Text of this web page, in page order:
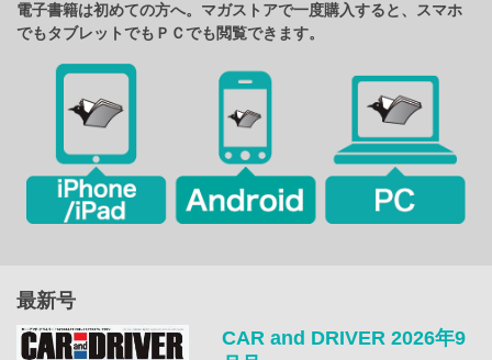
電子書籍は初めての方へ。マガストアで一度購入すると、スマホ
でもタブレットでもＰＣでも閲覧できます。
最新号
CAR and DRIVER 2026年9